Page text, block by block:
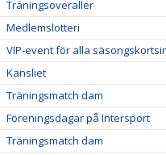
Träningsoveraller
Medlemslotteri
VIP-event för alla
Kansliet
Träningsmatch dam
Föreningsdagar på Intersport
Träningsmatch dam